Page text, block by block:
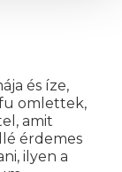
és íze,
omlettek,
amit
érdemes
ilyen a